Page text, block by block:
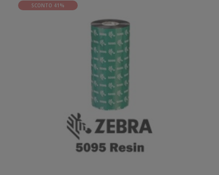
SCONTO 41%